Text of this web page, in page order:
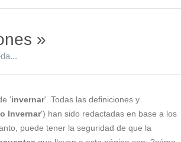
»
'invernar'. Todas las definiciones y
Invernar') han sido redactadas en base a los
puede tener la seguridad de que la